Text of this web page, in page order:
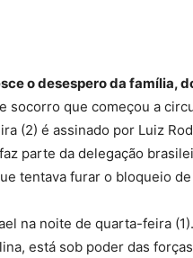
o desespero da família,
socorro que começou a
(2) é assinado por Luiz
parte da delegação
tentava furar o bloqueio de
na noite de quarta-feira
está sob poder das